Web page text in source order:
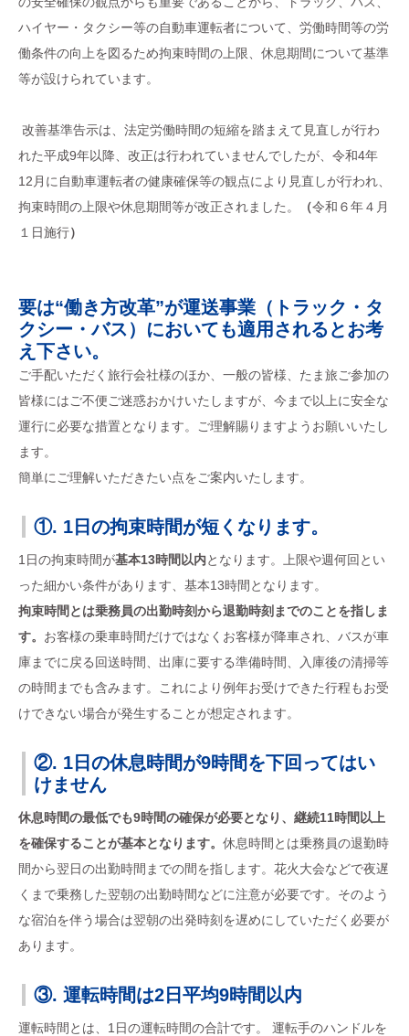
ハイヤー・タクシー等の自動車運転者について、労働時間等の労
働条件の向上を図るため拘束時間の上限、休息期間について基準
等が設けられています。
改善基準告示は、法定労働時間の短縮を踏まえて見直しが行わ
れた平成9年以降、改正は行われていませんでしたが、令和4年
12月に自動車運転者の健康確保等の観点により見直しが行われ、
拘束時間の上限や休息期間等が改正されました。
（令和６年４月
１日施行）
要は“働き方改革”が運送事業（トラック・タ
クシー・バス）においても適用されるとお考
え下さい。
ご手配いただく旅行会社様のほか、一般の皆様、たま旅ご参加の
皆様にはご不便ご迷惑おかけいたしますが、今まで以上に安全な
運行に必要な措置となります。ご理解賜りますようお願いいたし
ます。
簡単にご理解いただきたい点をご案内いたします。
①. 1日の拘束時間が短くなります。
1日の拘束時間が基本13時間以内となります。上限や週何回とい
った細かい条件があります、基本13時間となります。
拘束時間とは乗務員の出勤時刻から退勤時刻までのことを指しま
す。 お客様の乗車時間だけではなくお客様が降車され、バスが車
庫までに戻る回送時間、出庫に要する準備時間、入庫後の清掃等
の時間までも含みます。これにより例年お受けできた行程もお受
けできない場合が発生することが想定されます。
②. 1日の休息時間が9時間を下回ってはい
けません
休息時間の最低でも9時間の確保が必要となり、継続11時間以上
を確保することが基本となります。 休息時間とは乗務員の退勤時
間から翌日の出勤時間までの間を指します。花火大会などで夜遅
くまで乗務した翌朝の出勤時間などに注意が必要です。そのよう
な宿泊を伴う場合は翌朝の出発時刻を遅めにしていただく必要が
あります。
③. 運転時間は2日平均9時間以内
運転時間とは、1日の運転時間の合計です。 運転手のハンドルを